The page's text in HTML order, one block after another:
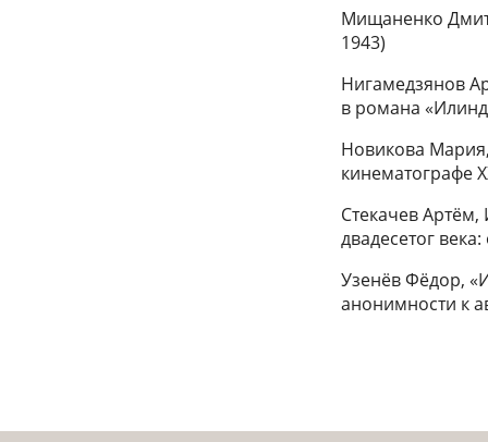
Мищаненко
1943)
Нигамедзянов
в романа
Новикова
кинематографе
Стекачев Артём,
двадесетог
Узенёв Фёдор,
анонимности к